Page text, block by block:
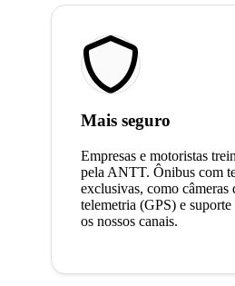
Mais seguro
Empresas e motoristas
pela ANTT. Ônibus com
exclusivas, como câmeras
telemetria (GPS) e
os nossos canais.